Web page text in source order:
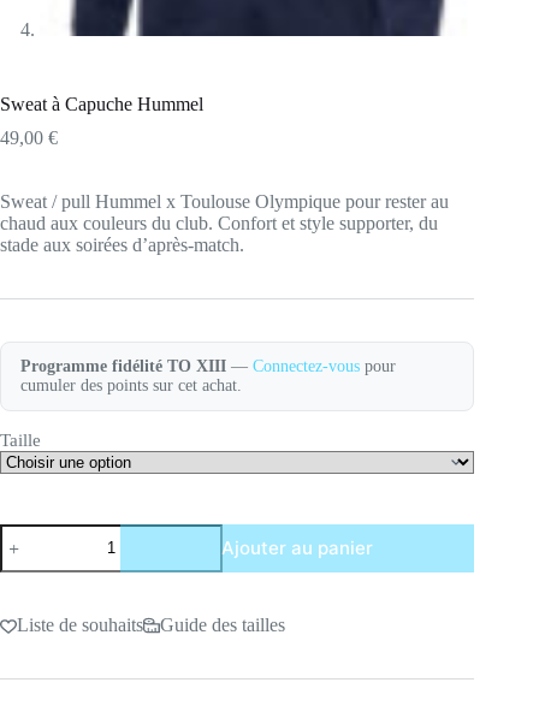
Sweat à Capuche Hummel
49,00 €
Sweat / pull Hummel x Toulouse Olympique pour rester au
chaud aux couleurs du club. Confort et style supporter, du
stade aux soirées d’après-match.
Programme fidélité TO XIII — Connectez-vous pour
cumuler des points sur cet achat.
Taille
quantité
de
Sweat
Capuche
Hummel
Ajouter au panier
Liste de souhaits Guide des tailles